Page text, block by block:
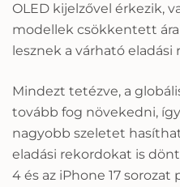
OLED kijelzővel érkezik,
modellek csökkentett
lesznek a várható
Mindezt tetézve, a
tovább fog növekedni,
nagyobb szeletet
eladási rekordokat is
4 és az iPhone 17 sorozat